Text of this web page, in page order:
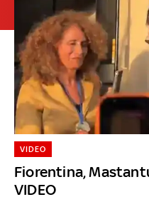
Fiorentina,
VIDEO
VIDEO